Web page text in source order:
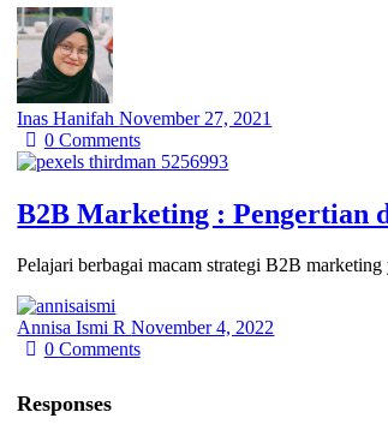
Inas HanifahNovember 27, 2021
0 Comments
B2B Marketing : Pengertian
Pelajari berbagai macam strategi B2B
Annisa Ismi RNovember 4, 2022
0 Comments
Responses